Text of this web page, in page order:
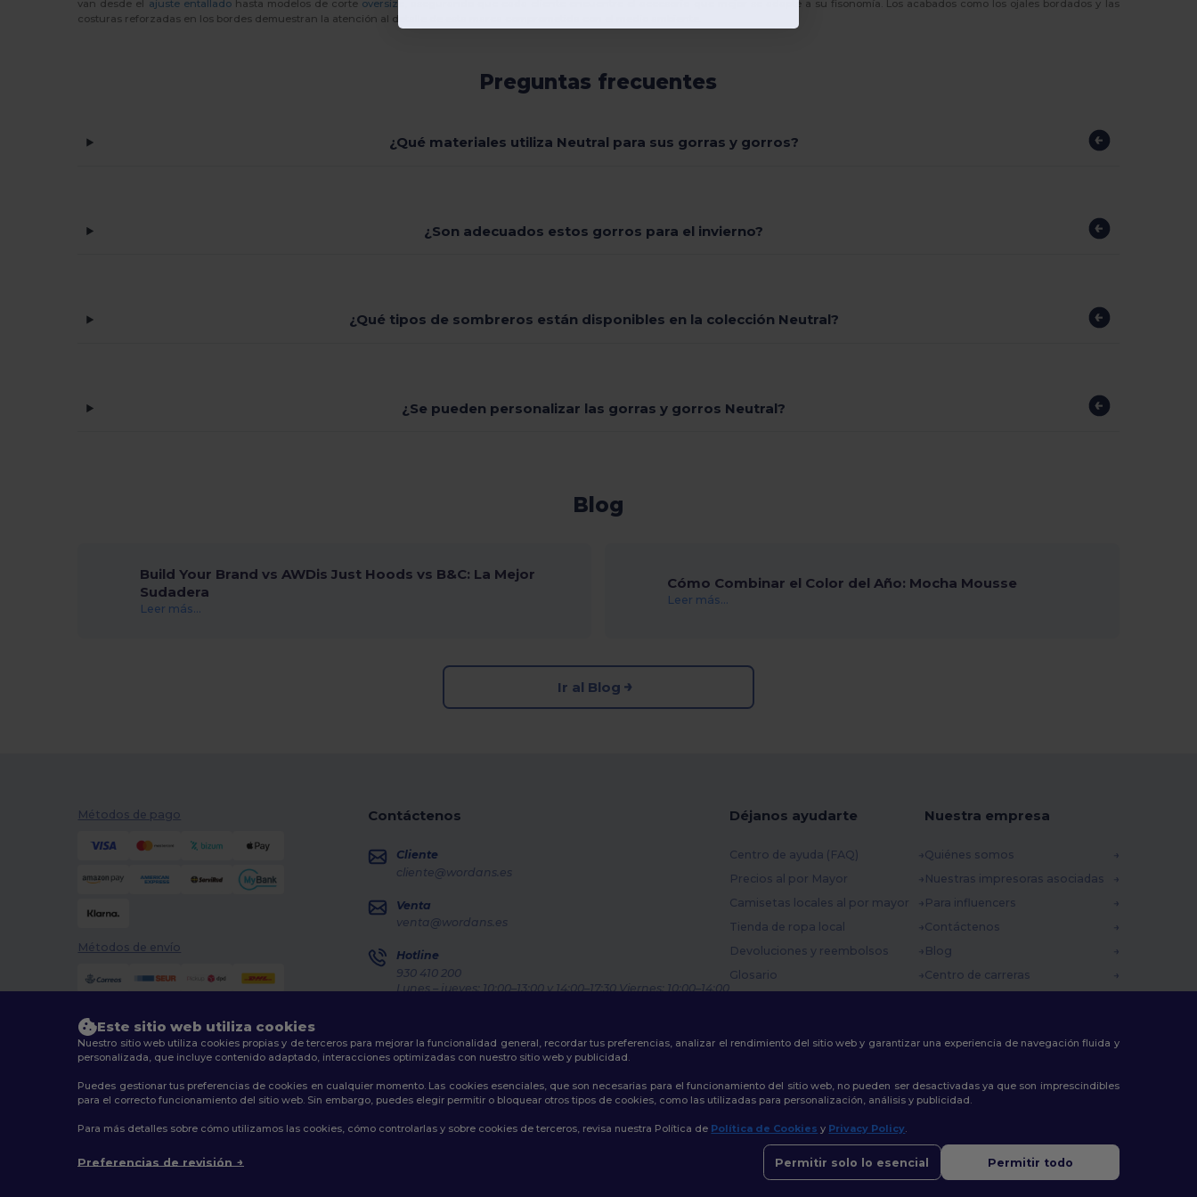
Larkwood (3)
van desde el ajuste entalladohasta modelos de corte oversize
, asegurando que cada cliente encuentre el accesorio que mejor se adapte a su fisonomía. Los acabados como los ojales bordados y las
costuras reforzadas en los bordes demuestran la atención al detalle de esta marca comprometida con el medio ambiente.
Preguntas frecuentes
¿Qué materiales utiliza Neutral para sus gorras y gorros?
¿Son adecuados estos gorros para el invierno?
¿Qué tipos de sombreros están disponibles en la colección Neutral?
¿Se pueden personalizar las gorras y gorros Neutral?
Blog
Build Your Brand vs AWDis Just Hoods vs B&C: La Mejor
Sudadera
Leer más...
Cómo Combinar el Color del Año: Mocha Mousse
Leer más...
Ir al Blog
Métodos de pago
Métodos de envío
Contáctenos
Cliente
cliente@wordans.es
Venta
venta@wordans.es
Hotline
930 410 200
Lunes – jueves: 10:00–13:00 y 14:00–17:30 Viernes: 10:00–14:00
Déjanos ayudarte
Centro de ayuda (FAQ)
Precios al por Mayor
Camisetas locales al por mayor
Tienda de ropa local
Devoluciones y reembolsos
Glosario
Nuestra empresa
Quiénes somos
Nuestras impresoras asociadas
Para influencers
Contáctenos
Blog
Centro de carreras
2026. Todos los derechos reservados
Este sitio web utiliza cookies
Nuestro sitio web utiliza cookies propias y de terceros para mejorar la funcionalidad general, recordar tus preferencias, analizar el rendimiento del sitio web y garantizar una experiencia de navegación fluida y
personalizada, que incluye contenido adaptado, interacciones optimizadas con nuestro sitio web y publicidad.
Puedes gestionar tus preferencias de cookies en cualquier momento. Las cookies esenciales, que son necesarias para el funcionamiento del sitio web, no pueden ser desactivadas ya que son imprescindibles
para el correcto funcionamiento del sitio web. Sin embargo, puedes elegir permitir o bloquear otros tipos de cookies, como las utilizadas para personalización, análisis y publicidad.
Para más detalles sobre cómo utilizamos las cookies, cómo controlarlas y sobre cookies de terceros, revisa nuestra Política de Política de Cookies y Privacy Policy.
Preferencias de revisión Permitir solo lo esencial Permitir todo